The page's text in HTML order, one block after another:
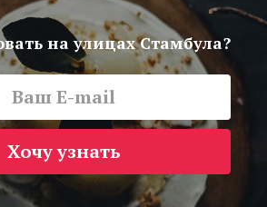
на улицах Стамбула?
Хочу узнать